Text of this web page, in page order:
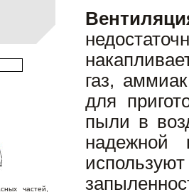
частей,
газ,
для
пыли в
надежной